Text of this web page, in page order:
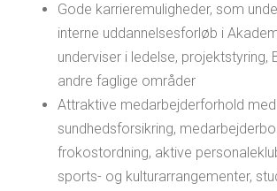
Gode karrieremuligheder, som
interne uddannelsesforløb i
underviser i ledelse, projektstyring,
andre faglige områder
Attraktive medarbejderforhold
sundhedsforsikring,
frokostordning, aktive
sports- og kulturarrangementer,